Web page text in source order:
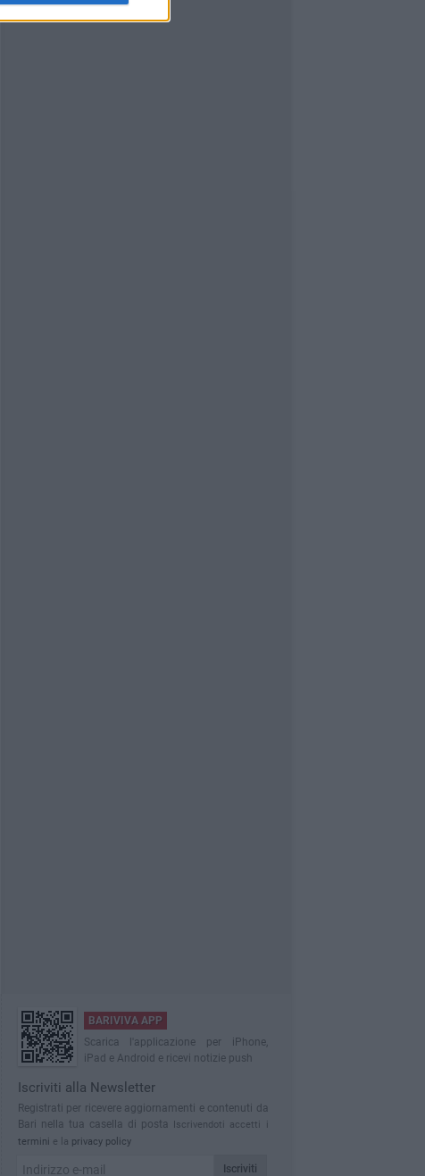
BARIVIVA APP
Scarica l'applicazione per iPhone,
iPad e Android e ricevi notizie push
Iscriviti alla Newsletter
Registrati per ricevere aggiornamenti e contenuti da
Bari nella tua casella di posta Iscrivendoti accetti i
termini e la privacy policy
Iscriviti